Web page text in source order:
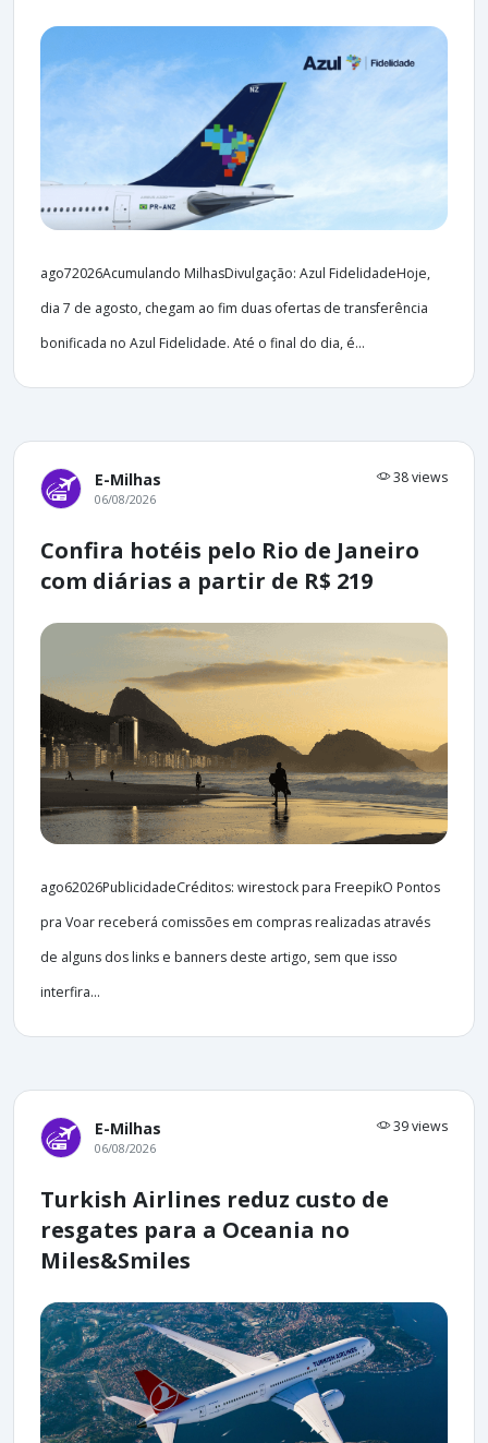
ago72026Acumulando MilhasDivulgação: Azul FidelidadeHoje,
dia 7 de agosto, chegam ao fim duas ofertas de transferência
bonificada no Azul Fidelidade. Até o final do dia, é...
E-Milhas 38 views
06/08/2026
Confira hotéis pelo Rio de Janeiro
com diárias a partir de R$ 219
ago62026PublicidadeCréditos: wirestock para FreepikO Pontos
pra Voar receberá comissões em compras realizadas através
de alguns dos links e banners deste artigo, sem que isso
interfira...
E-Milhas 39 views
06/08/2026
Turkish Airlines reduz custo de
resgates para a Oceania no
Miles&Smiles